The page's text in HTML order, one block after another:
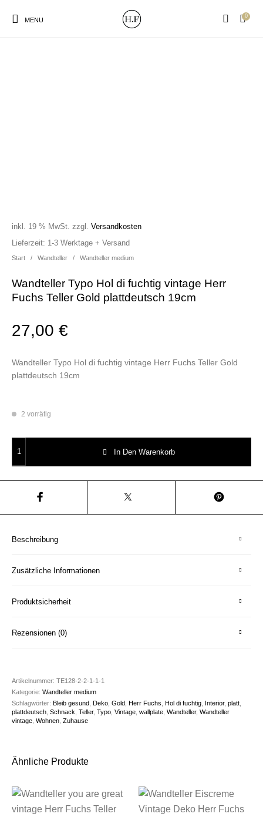
MENU
0
Start / Wandteller / Wandteller medium
Wandteller Typo Hol di fuchtig vintage Herr
Fuchs Teller Gold plattdeutsch 19cm
27,00€
inkl. 19 % MwSt. zzgl.Versandkosten
Wandteller Typo Hol di fuchtig vintage Herr Fuchs Teller Gold
plattdeutsch 19cm
Lieferzeit: 1-3 Werktage + Versand
2 vorrätig
In Den Warenkorb
Beschreibung
Zusätzliche Informationen
Produktsicherheit
Rezensionen (0)
Artikelnummer:TE128-2-2-1-1-1
Kategorie:Wandteller medium
Schlagwörter:Bleib gesund ,Deko ,Gold ,Herr Fuchs ,Hol di fuchtig Interior,platt
plattdeutsch ,Schnack ,Teller,Typo ,Vintage ,wallplate ,Wandteller,Wandteller
vintage ,Wohnen ,Zuhause
Ähnliche Produkte